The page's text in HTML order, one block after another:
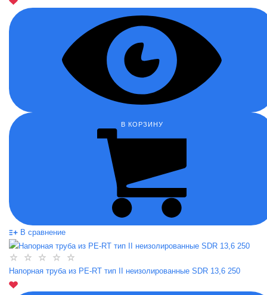
В КОРЗИНУ
В сравнение
Напорная труба из PE-RT тип II неизолированные SDR 13,6 250